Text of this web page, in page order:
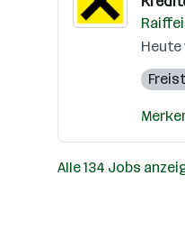
Alle 134 Jobs